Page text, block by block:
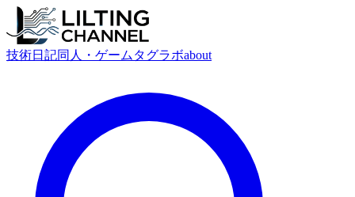
技術日記同人・ゲーム タグラボabout